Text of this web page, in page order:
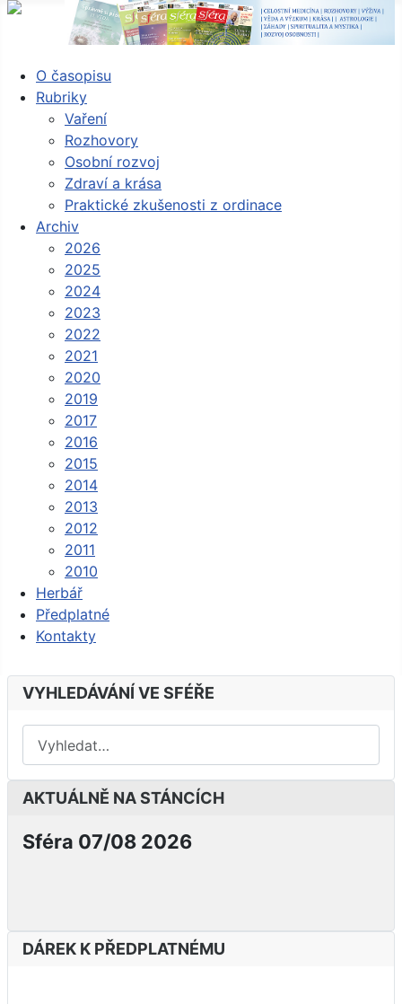
O časopisu
Rubriky
Vaření
Rozhovory
Osobní rozvoj
Zdraví a krása
Praktické zkušenosti z ordinace
Archiv
2026
2025
2024
2023
2022
2021
2020
2019
2017
2016
2015
2014
2013
2012
2011
2010
Herbář
Předplatné
Kontakty
VYHLEDÁVÁNÍ VE SFÉŘE
AKTUÁLNĚ NA STÁNCÍCH
Sféra 07/08 2026
DÁREK K PŘEDPLATNÉMU